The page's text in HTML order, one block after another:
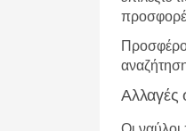
Αλλαγές